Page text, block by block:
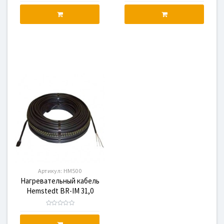
Артикул: HM500
Нагревательный кабель
Hemstedt BR-IM 31,0
500W, HM500